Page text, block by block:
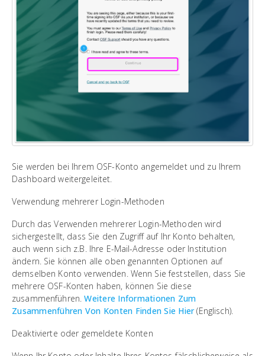
Sie werden bei Ihrem OSF-Konto angemeldet und zu Ihrem
Dashboard weitergeleitet.
Verwendung mehrerer Login-Methoden
Durch das Verwenden mehrerer Login-Methoden wird
sichergestellt, dass Sie den Zugriff auf Ihr Konto behalten,
auch wenn sich z.B. Ihre E-Mail-Adresse oder Institution
ändern. Sie können alle oben genannten Optionen auf
demselben Konto verwenden. Wenn Sie feststellen, dass Sie
mehrere OSF-Konten haben, können Sie diese
zusammenführen.Weitere Informationen Zum
Zusammenführen Von Konten Finden Sie Hier(Englisch).
Deaktivierte oder gemeldete Konten